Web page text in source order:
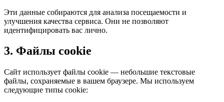
Эти данные собираются для анализа посещаемости и
улучшения качества сервиса. Они не позволяют
идентифицировать вас лично.
3. Файлы cookie
Сайт использует файлы cookie — небольшие текстовые
файлы, сохраняемые в вашем браузере. Мы используем
следующие типы cookie: